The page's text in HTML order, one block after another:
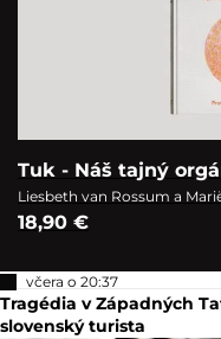
Tuk - Náš tajný
Liesbeth van Rossum a
18,90 €
včera o 20:37
Tragédia v Západných
slovenský turista